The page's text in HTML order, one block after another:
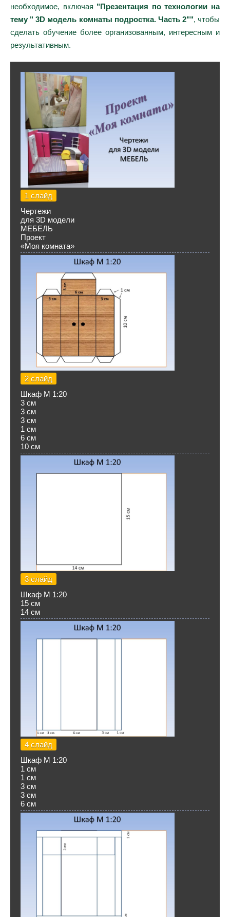
необходимое, включая "Презентация по технологии на
тему " 3D модель комнаты подростка. Часть 2"", чтобы
сделать обучение более организованным, интересным и
результативным.
1 слайд
Чертежи
для 3D модели
МЕБЕЛЬ
Проект
«Моя комната»
2 слайд
Шкаф М 1:20
3 см
3 см
3 см
1 см
6 см
10 см
3 слайд
Шкаф М 1:20
15 см
14 см
4 слайд
Шкаф М 1:20
1 см
1 см
3 см
3 см
6 см